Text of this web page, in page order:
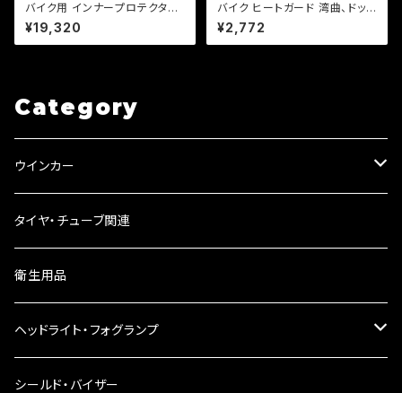
バイク用 インナープロテクター
オールシーズンメッシュ ストレッ
チ生地 ソフトプロテクター採用
CE規格 肘、肩、背中、胸【DJ-a
¥19,320
バイク ヒートガード 湾曲、ドット
タイプ 【シルバー・ブラック】 マフ
ラー 火傷防止 カスタム マフラ
ーガード バンド取り付けサイズ
¥2,772
Category
ウインカー
ウインカーリレー
ウインカーレンズ
LEDウインカー
電球型ウインカー
タイヤ・チューブ関連
衛生用品
ヘッドライト・フォグランプ
ヘッドライト
シールド・バイザー